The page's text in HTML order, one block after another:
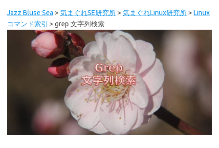
Jazz Bluse Sea > 気まぐれSE研究所> 気まぐれLinux研究所> Linux
コマンド索引
> grep 文字列検索